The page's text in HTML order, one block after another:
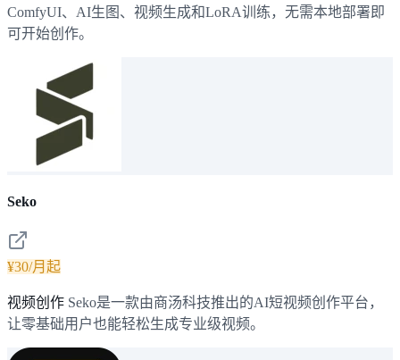
ComfyUI、AI生图、视频生成和LoRA训练，无需本地部署即
可开始创作。
Seko
¥30/月起
视频创作 Seko是一款由商汤科技推出的AI短视频创作平台，
让零基础用户也能轻松生成专业级视频。